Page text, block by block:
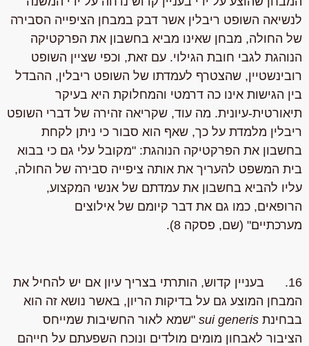
לנשיאה השופט ריבלין אשר דבק במבחן הציפייה הסבירה
של החולה, מבחן שאינו מביא בחשבון את הפרקטיקה
הנוהגת לגבי חובת הגילוי. עם זאת, וכפי שציין השופט
רובינשטיין, שהצטרף לעמדתו של השופט ריבלין, ההבדל
בין הגישות אינו כה דרמטי והמחלוקת היא בעיקר
תיאורטית-עיונית. מה עוד, שקריאה זהירה של דברי השופט
ריבלין מלמדת על כך, שאף הוא סבור כי ניתן לקחת
בחשבון את הפרקטיקה הנוהגת: "מקובל עלי גם כי בבוא
בית המשפט להעריך את אותה ציפייה סבירה של החולה,
עליו להביא בחשבון את עמדתם של אנשי המקצוע,
הרופאים, כמו גם את דבר קיומם של אילוצים
מערכתיים" (שם, פסקה 8).
16. בעניין קדוש, הותרתי בצריך עיון אם יש להחיל את
המבחן המוצע גם על בדיקות הריון, באשר נושא זה הוא
בבחינת sui generis"שמא לאור החשיבות שמייחס
הציבור לאבחון מומים מולדים ונוכח השפעתם על חייהם